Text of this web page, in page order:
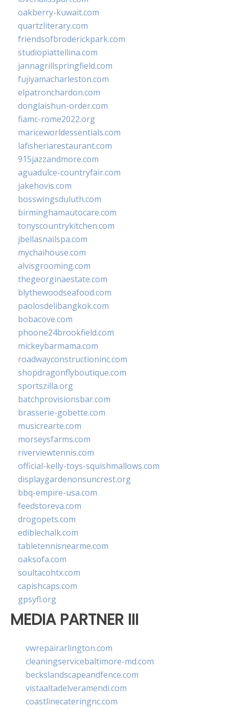
oakberry-kuwait.com
quartzliterary.com
friendsofbroderickpark.com
studiopiattellina.com
jannagrillspringfield.com
fujiyamacharleston.com
elpatronchardon.com
donglaishun-order.com
fiamc-rome2022.org
mariceworldessentials.com
lafisheriarestaurant.com
915jazzandmore.com
aguadulce-countryfair.com
jakehovis.com
bosswingsduluth.com
birminghamautocare.com
tonyscountrykitchen.com
jbellasnailspa.com
mychaihouse.com
alvisgrooming.com
thegeorginaestate.com
blythewoodseafood.com
paolosdelibangkok.com
bobacove.com
phoone24brookfield.com
mickeybarmama.com
roadwayconstructioninc.com
shopdragonflyboutique.com
sportszilla.org
batchprovisionsbar.com
brasserie-gobette.com
musicrearte.com
morseysfarms.com
riverviewtennis.com
official-kelly-toys-squishmallows.com
displaygardenonsuncrest.org
bbq-empire-usa.com
feedstoreva.com
drogopets.com
ediblechalk.com
tabletennisnearme.com
oaksofa.com
soultacohtx.com
capishcaps.com
gpsyfl.org
MEDIA PARTNER III
vwrepairarlington.com
cleaningservicebaltimore-md.com
beckslandscapeandfence.com
vistaaltadelveramendi.com
coastlinecateringnc.com